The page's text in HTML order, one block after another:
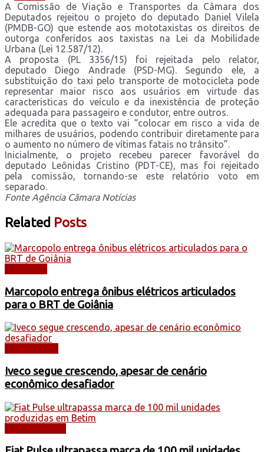
A Comissão de Viação e Transportes da Câmara dos
Deputados rejeitou o projeto do deputado Daniel Vilela
(PMDB-GO) que estende aos mototaxistas os direitos de
outorga conferidos aos taxistas na Lei da Mobilidade
Urbana (Lei 12.587/12).
A proposta (PL 3356/15) foi rejeitada pelo relator,
deputado Diego Andrade (PSD-MG). Segundo ele, a
substituição do taxi pelo transporte de motocicleta pode
representar maior risco aos usuários em virtude das
características do veículo e da inexistência de proteção
adequada para passageiro e condutor, entre outros.
Ele acredita que o texto vai “colocar em risco a vida de
milhares de usuários, podendo contribuir diretamente para
o aumento no número de vítimas fatais no trânsito”.
Inicialmente, o projeto recebeu parecer favorável do
deputado Leônidas Cristino (PDT-CE), mas foi rejeitado
pela comissão, tornando-se este relatório voto em
separado.
Fonte Agência Câmara Notícias
Related Posts
Marcopolo entrega ônibus elétricos articulados
para o BRT de Goiânia
Iveco segue crescendo, apesar de cenário
econômico desafiador